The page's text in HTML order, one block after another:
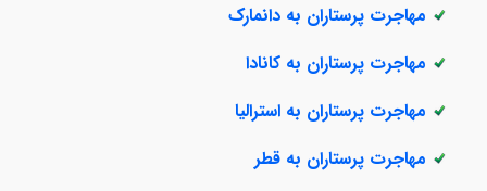
مهاجرت پرستاران به دانمارک
مهاجرت پرستاران به کانادا
مهاجرت پرستاران به استرالیا
مهاجرت پرستاران به قطر